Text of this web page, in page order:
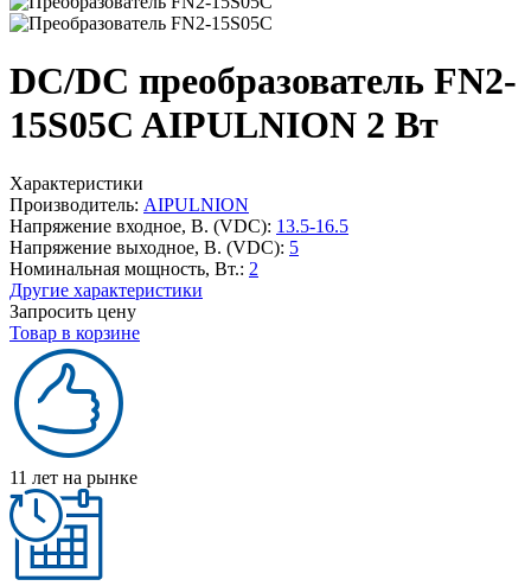
DC/DC преобразователь FN2-
15S05C AIPULNION 2 Вт
Характеристики
Производитель: AIPULNION
Напряжение входное, В. (VDC): 13.5-16.5
Напряжение выходное, В. (VDC): 5
Номинальная мощность, Вт.: 2
Другие характеристики
Запросить цену
Товар в корзине
11 лет на рынке